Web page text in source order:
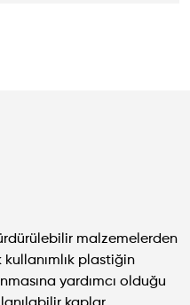
malzemelerden
kullanımlık plastiğin
yardımcı olduğu